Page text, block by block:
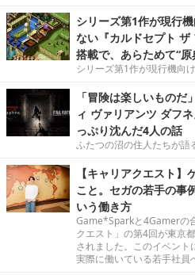
シリーズ第1作が現行
ない『カルドセプト ザ
搭載で、あらためて“
シリーズ第1作が現行機向
「冒険は楽しいもの
ィ ヴァリアンツ ダフ
っぷり沈んだ4人の話
ふたつの沼の住人たちが語
【キャリアクエスト】
こと。セガの若手の事
いう働き方
Game*Sparkと4Gamerの
クエスト」の第4回が東京
されました。このイベン
実際に働いている若手社員